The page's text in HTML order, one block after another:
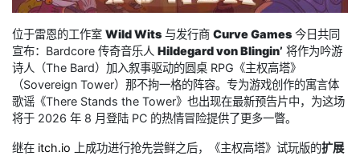
位于雷恩的工作室 Wild Wits 与发行商 Curve Games 今日共同
宣布：Bardcore 传奇音乐人 Hildegard von Blingin’ 将作为吟游
诗人（The Bard）加入叙事驱动的圆桌 RPG《主权高塔》
（Sovereign Tower）那不拘一格的阵容。专为游戏创作的寓言体
歌谣《There Stands the Tower》也出现在最新预告片中，为这场
将于 2026 年 8 月登陆 PC 的热情冒险提供了更多一瞥。
继在 itch.io 上成功进行抢先尝鲜之后，《主权高塔》试玩版的扩展